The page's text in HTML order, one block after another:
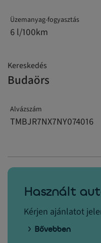
Üzemanyag-fogyasztás
6 l/100km
Kereskedés
Budaörs
Alvázszám
TMBJR7NX7NY074016
Használt
Kérjen ajánlatot
Bővebben